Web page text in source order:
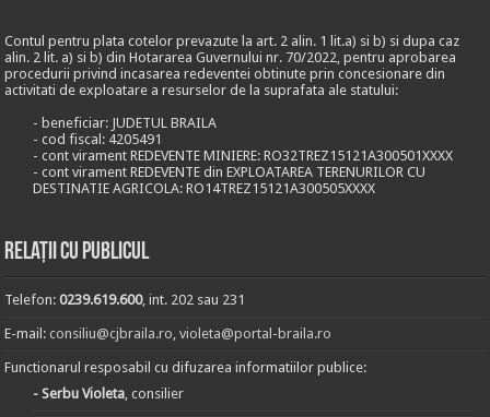
Contul pentru plata cotelor prevazute la art. 2 alin. 1 lit.a) si b) si dupa caz
alin. 2 lit. a) si b) din Hotararea Guvernului nr. 70/2022, pentru aprobarea
procedurii privind incasarea redeventei obtinute prin concesionare din
activitati de exploatare a resurselor de la suprafata ale statului:
- beneficiar: JUDETUL BRAILA
- cod fiscal: 4205491
- cont virament REDEVENTE MINIERE: RO32TREZ15121A300501XXXX
- cont virament REDEVENTE din EXPLOATAREA TERENURILOR CU
DESTINATIE AGRICOLA: RO14TREZ15121A300505XXXX
Relații cu publicul
Telefon:0239.619.600, int. 202 sau 231
E-mail:consiliu@cjbraila.ro,violeta@portal-braila.ro
Functionarul resposabil cu difuzarea informatiilor publice:
- Serbu Violeta, consilier